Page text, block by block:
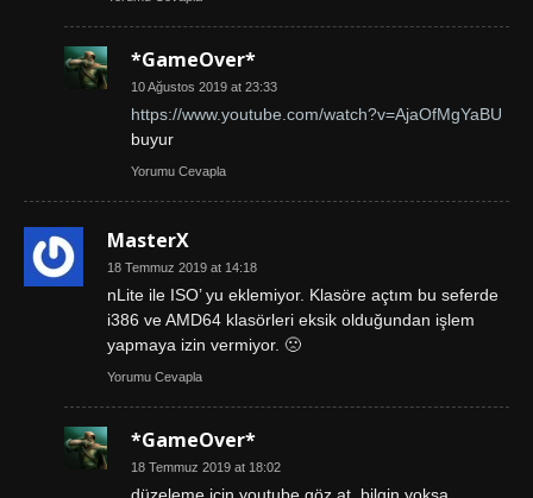
*GameOver*
10 Ağustos 2019 at 23:33
https://www.youtube.com/watch?v=AjaOfMgYaBU
buyur
Yorumu Cevapla
MasterX
18 Temmuz 2019 at 14:18
nLite ile ISO’ yu eklemiyor. Klasöre açtım bu seferde
i386 ve AMD64 klasörleri eksik olduğundan işlem
yapmaya izin vermiyor. 🙁
Yorumu Cevapla
*GameOver*
18 Temmuz 2019 at 18:02